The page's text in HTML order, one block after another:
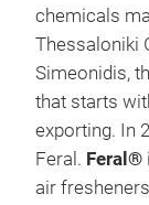
chemicals
Thessaloniki
Simeonidis,
that starts
exporting. In
Feral. Feral®
air